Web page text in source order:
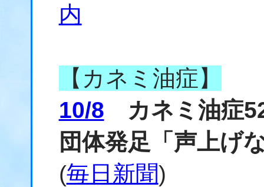
内
【カネミ油症】
10/8 カネミ油症
団体発足「声上げ
(毎日新聞)